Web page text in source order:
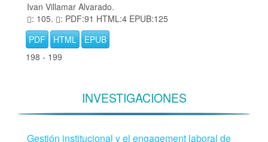
Ivan Villamar Alvarado.
: 105.
: PDF:91 HTML:4 EPUB:125
PDF
HTML
EPUB
198 - 199
INVESTIGACIONES
Gestión institucional y el engagement laboral de